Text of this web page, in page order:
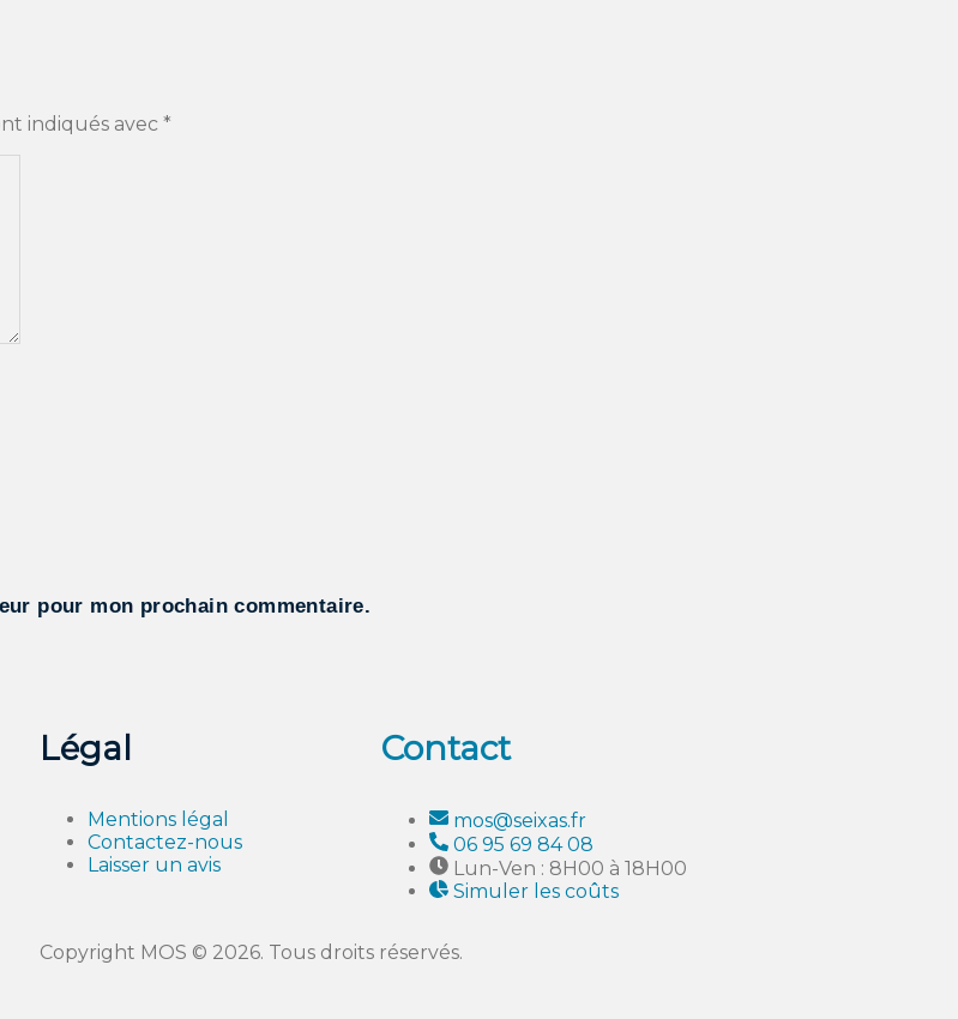
indiqués avec *
pour mon prochain commentaire.
Légal
Mentions légal
Contactez-nous
Laisser un avis
Contact
mos@seixas.fr
06 95 69 84 08
Lun-Ven : 8H00 à 18H00
Simuler les coûts
Copyright MOS © 2026. Tous droits réservés.